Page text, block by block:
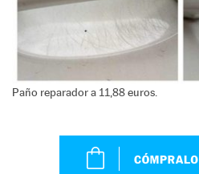
Paño reparador a 11,88 euros.